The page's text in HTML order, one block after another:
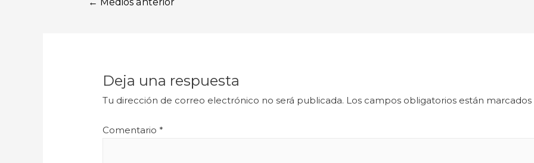
Deja una respuesta
Tu dirección de correo electrónico no será publicada. Los campos obligatorios están
Comentario*